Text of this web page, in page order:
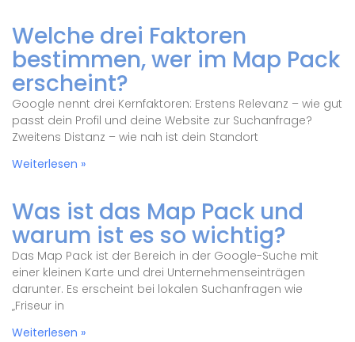
Welche drei Faktoren
bestimmen, wer im Map Pack
erscheint?
Google nennt drei Kernfaktoren: Erstens Relevanz – wie gut
passt dein Profil und deine Website zur Suchanfrage?
Zweitens Distanz – wie nah ist dein Standort
Weiterlesen »
Was ist das Map Pack und
warum ist es so wichtig?
Das Map Pack ist der Bereich in der Google-Suche mit
einer kleinen Karte und drei Unternehmenseinträgen
darunter. Es erscheint bei lokalen Suchanfragen wie
„Friseur in
Weiterlesen »